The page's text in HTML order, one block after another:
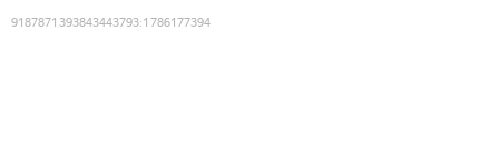
9187871393843443793:1786177394